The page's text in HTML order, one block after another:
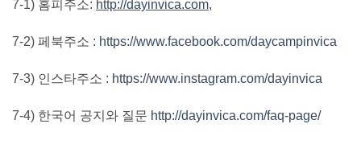
7-1) 홈피주소: http://dayinvica.com,
7-2) 페북주소 : https://www.facebook.com/daycampinvica
7-3) 인스타주소 : https://www.instagram.com/dayinvica
7-4) 한국어 공지와 질문 http://dayinvica.com/faq-page/